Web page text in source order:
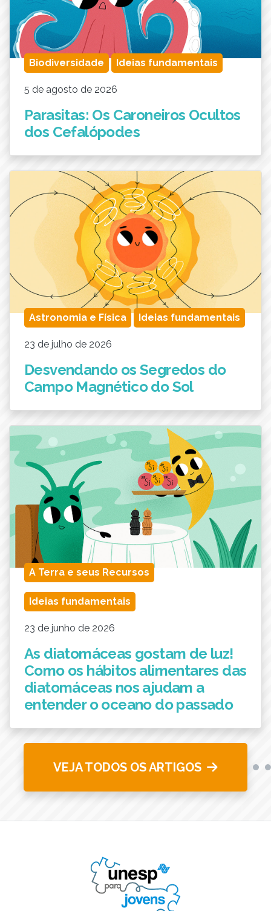
Biodiversidade Ideias fundamentais
5 de agosto de 2026
Parasitas: Os Caroneiros Ocultos
dos Cefalópodes
Astronomia e Física Ideias fundamentais
23 de julho de 2026
Desvendando os Segredos do
Campo Magnético do Sol
A Terra e seus Recursos
Ideias fundamentais
23 de junho de 2026
As diatomáceas gostam de luz!
Como os hábitos alimentares das
diatomáceas nos ajudam a
entender o oceano do passado
VEJA TODOS OS ARTIGOS